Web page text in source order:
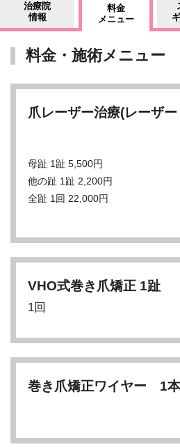
治療院
情報
料金
メニュー
料金・施術メニュー
爪レーザー治療(レーザ
母趾 1趾 5,500円
他の趾 1趾 2,200円
全趾 1回 22,000円
VHO式巻き爪矯正 1趾
1回
巻き爪矯正ワイヤー 1本